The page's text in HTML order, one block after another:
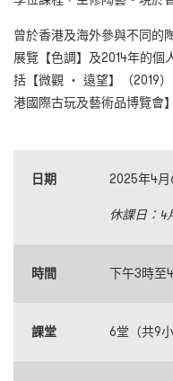
曾於香港及海外參與不同的
展覽【色調】及2014年的個
括【微觀 ‧ 遠望】（2019
港國際古玩及藝術品博覽會
日期 2025年4月
休課日： 4
時間 下午3時至
課堂 6堂（共9小